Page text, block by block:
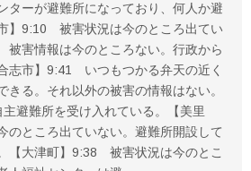
ターが避難所になっており、何人か避
】9:10 被害状況は今のところ出てい
害情報は今のところない。行政から
志市】9:41 いつもつかる弁天の近く
きる。それ以外の被害の情報はない。
避難所を受け入れている。【美里
ところ出ていない。避難所開設して
【大津町】9:38 被害状況は今のとこ